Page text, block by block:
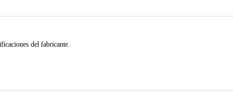
del fabricante.